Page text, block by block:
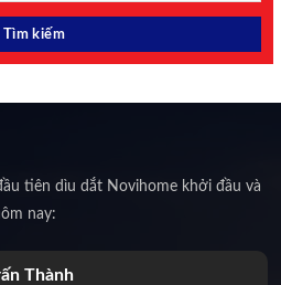
tiên dìu dắt Novihome khởi đầu và
nay:
Thành